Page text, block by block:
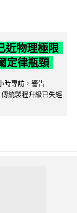
近物理極限
定律瓶頸
時專訪，警告
統製程升級已失經